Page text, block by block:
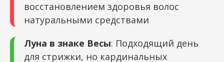
восстановлением здоровья волос
натуральными средствами
Луна в знаке Весы: Подходящий день
для стрижки, но кардинальных